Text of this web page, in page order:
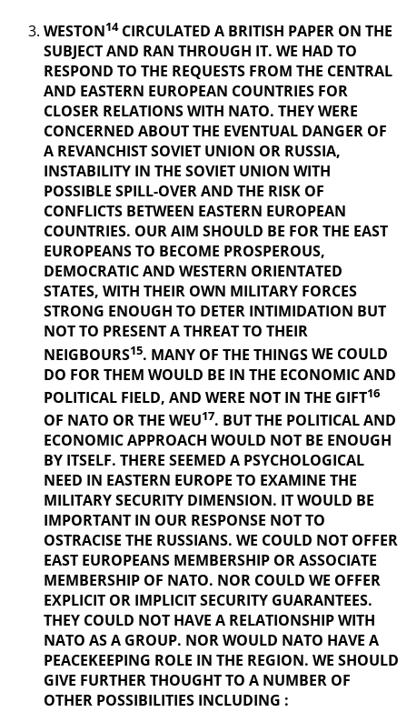
WESTON14CIRCULATED A BRITISH PAPER ON THE
SUBJECT AND RAN THROUGH IT. WE HAD TO
RESPOND TO THE REQUESTS FROM THE CENTRAL
AND EASTERN EUROPEAN COUNTRIES FOR
CLOSER RELATIONS WITH NATO. THEY WERE
CONCERNED ABOUT THE EVENTUAL DANGER OF
A REVANCHISTSOVIET UNION OR RUSSIA,
INSTABILITY IN THE SOVIET UNION WITH
POSSIBLE SPILL-OVER AND THE RISK OF
CONFLICTS BETWEEN EASTERN EUROPEAN
COUNTRIES. OUR AIM SHOULD BE FOR THE EAST
EUROPEANS TO BECOME PROSPEROUS,
DEMOCRATIC AND WESTERN ORIENTATED
STATES, WITH THEIR OWN MILITARY FORCES
STRONG ENOUGH TO DETER INTIMIDATION BUT
NOT TO PRESENT A THREAT TO THEIR
NEIGBOURS15. MANY OF THE THINGSWE COULD
DO FOR THEM WOULD BE IN THE ECONOMIC AND
POLITICAL FIELD, AND WERE NOT IN THE GIFT16
OF NATO OR THE WEU17. BUT THE POLITICAL AND
ECONOMIC APPROACH WOULD NOT BE ENOUGH
BY ITSELF. THERE SEEMED A PSYCHOLOGICAL
NEED IN EASTERN EUROPE TO EXAMINE THE
MILITARY SECURITY DIMENSION. IT WOULD BE
IMPORTANT IN OUR RESPONSE NOT TO
OSTRACISE THE RUSSIANS. WE COULD NOT OFFER
EAST EUROPEANS MEMBERSHIP OR ASSOCIATE
MEMBERSHIP OF NATO. NOR COULD WE OFFER
EXPLICIT OR IMPLICIT SECURITY GUARANTEES.
THEY COULD NOT HAVE A RELATIONSHIP WITH
NATO AS A GROUP. NOR WOULD NATO HAVE A
PEACEKEEPING ROLE IN THE REGION. WE SHOULD
GIVE FURTHERTHOUGHT TO A NUMBER OF
OTHER POSSIBILITIES INCLUDING :